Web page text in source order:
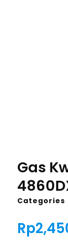
Gas
Rp
Categories